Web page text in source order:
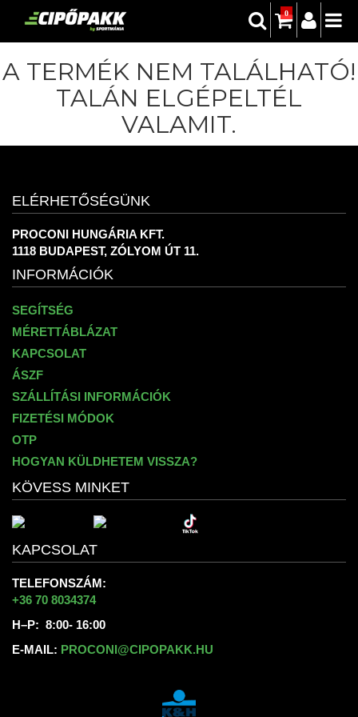
0
A TERMÉK NEM TALÁLHATÓ!
TALÁN ELGÉPELTÉL
VALAMIT.
ELÉRHETŐSÉGÜNK
PROCONI HUNGÁRIA KFT.
1118 BUDAPEST, ZÓLYOM ÚT 11.
INFORMÁCIÓK
SEGÍTSÉG
MÉRETTÁBLÁZAT
KAPCSOLAT
ÁSZF
SZÁLLÍTÁSI INFORMÁCIÓK
FIZETÉSI MÓDOK
OTP
HOGYAN KÜLDHETEM VISSZA?
KÖVESS MINKET
KAPCSOLAT
TELEFONSZÁM:
+36 70 8034374
H–P: 8:00- 16:00
E-MAIL: PROCONI@CIPOPAKK.HU